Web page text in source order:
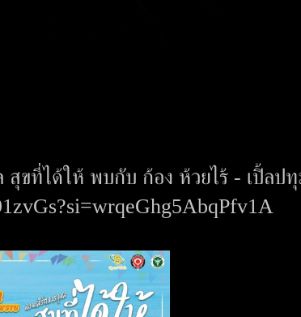
ขที่ได้ให้ พบกับ ก้อง ห้วยไร้ - เปิ้ลปทุ